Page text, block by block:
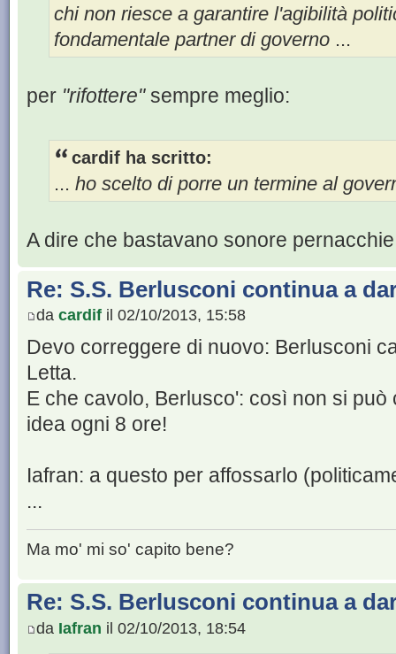
chi non riesce a garantire l'agibilità
fondamentale partner di governo ...
per "rifottere"sempre meglio:
cardif ha scritto:
... ho scelto di porre un termine al
A dire che bastavano sonore
Re: S.S. Berlusconi continua a
da cardif il 02/10/2013, 15:58
Devo correggere di nuovo: Berlusconi
Letta.
E che cavolo, Berlusco': così non si
idea ogni 8 ore!
Iafran: a questo per affossarlo
...
Ma mo' mi so' capito bene?
Re: S.S. Berlusconi continua a
da Iafran il 02/10/2013, 18:54